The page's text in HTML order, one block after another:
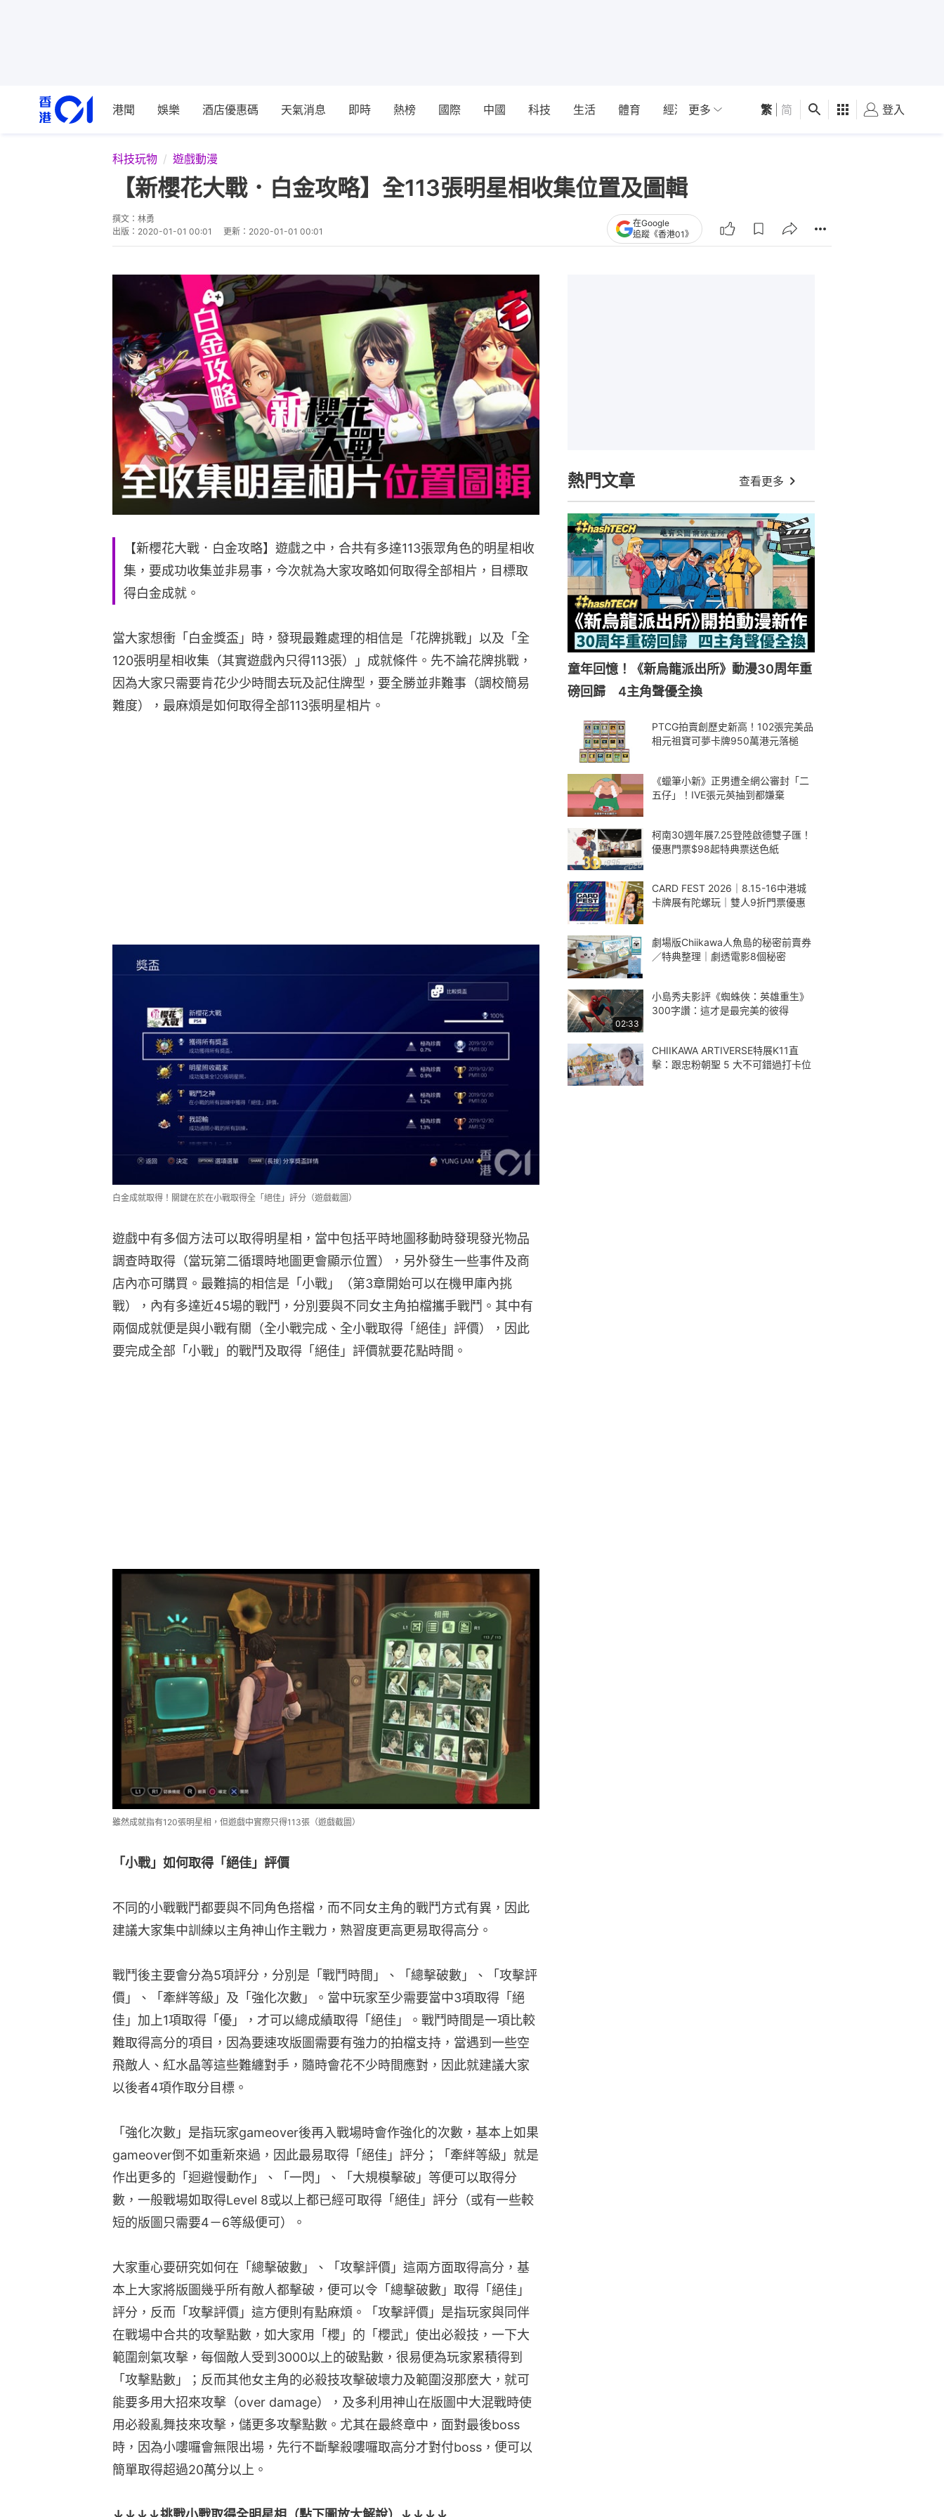
港聞 娛樂 酒店優惠碼 天氣消息 即時 熱榜 國際 中國 科技 生活 體育 經濟 01深圳 觀點 健康 好食玩飛
更多 繁 简 登入
科技玩物 遊戲動漫
【新櫻花大戰．白金攻略】全113張明星相收集位置及圖輯
撰文： 林勇
出版： 2020-01-01 00:01 更新： 2020-01-01 00:01
在Google
追蹤《香港01》
【新櫻花大戰．白金攻略】遊戲之中，合共有多達113張眾角色的明星相收
集，要成功收集並非易事，今次就為大家攻略如何取得全部相片，目標取
得白金成就。
當大家想衝「白金獎盃」時，發現最難處理的相信是「花牌挑戰」以及「全
120張明星相收集（其實遊戲內只得113張）」成就條件。先不論花牌挑戰，
因為大家只需要肯花少少時間去玩及記住牌型，要全勝並非難事（調校簡易
難度），最麻煩是如何取得全部113張明星相片。
白金成就取得！關鍵在於在小戰取得全「絕佳」評分（遊戲截圖）
遊戲中有多個方法可以取得明星相，當中包括平時地圖移動時發現發光物品
調查時取得（當玩第二循環時地圖更會顯示位置），另外發生一些事件及商
店內亦可購買。最難搞的相信是「小戰」（第3章開始可以在機甲庫內挑
戰），內有多達近45場的戰鬥，分別要與不同女主角拍檔攜手戰鬥。其中有
兩個成就便是與小戰有關（全小戰完成、全小戰取得「絕佳」評價），因此
要完成全部「小戰」的戰鬥及取得「絕佳」評價就要花點時間。
雖然成就指有120張明星相，但遊戲中實際只得113張（遊戲截圖）
「小戰」如何取得「絕佳」評價
不同的小戰戰鬥都要與不同角色搭檔，而不同女主角的戰鬥方式有異，因此
建議大家集中訓練以主角神山作主戰力，熟習度更高更易取得高分。
戰鬥後主要會分為5項評分，分別是「戰鬥時間」、「總擊破數」、「攻擊評
價」、「牽絆等級」及「強化次數」。當中玩家至少需要當中3項取得「絕
佳」加上1項取得「優」，才可以總成績取得「絕佳」。戰鬥時間是一項比較
難取得高分的項目，因為要速攻版圖需要有強力的拍檔支持，當遇到一些空
飛敵人、紅水晶等這些難纏對手，隨時會花不少時間應對，因此就建議大家
以後者4項作取分目標。
「強化次數」是指玩家gameover後再入戰場時會作強化的次數，基本上如果
gameover倒不如重新來過，因此最易取得「絕佳」評分；「牽絆等級」就是
作出更多的「迴避慢動作」、「一閃」、「大規模擊破」等便可以取得分
數，一般戰場如取得Level 8或以上都已經可取得「絕佳」評分（或有一些較
短的版圖只需要4－6等級便可）。
大家重心要研究如何在「總擊破數」、「攻擊評價」這兩方面取得高分，基
本上大家將版圖幾乎所有敵人都擊破，便可以令「總擊破數」取得「絕佳」
評分，反而「攻擊評價」這方便則有點麻煩。「攻擊評價」是指玩家與同伴
在戰場中合共的攻擊點數，如大家用「櫻」的「櫻武」使出必殺技，一下大
範圍劍氣攻擊，每個敵人受到3000以上的破點數，很易便為玩家累積得到
「攻擊點數」；反而其他女主角的必殺技攻擊破壞力及範圍沒那麼大，就可
能要多用大招來攻擊（over damage），及多利用神山在版圖中大混戰時使
用必殺亂舞技來攻擊，儲更多攻擊點數。尤其在最終章中，面對最後boss
時，因為小嘍囉會無限出場，先行不斷擊殺嘍囉取高分才對付boss，便可以
簡單取得超過20萬分以上。
熱門文章 查看更多
童年回憶！《新烏龍派出所》動漫30周年重
磅回歸 4主角聲優全換
PTCG拍賣創歷史新高！102張完美品
相元祖寶可夢卡牌950萬港元落槌
《蠟筆小新》正男遭全網公審封「二
五仔」！IVE張元英抽到都嫌棄
柯南30週年展7.25登陸啟德雙子匯！
優惠門票$98起特典票送色紙
CARD FEST 2026｜8.15-16中港城
卡牌展有陀螺玩｜雙人9折門票優惠
劇場版Chiikawa人魚島的秘密前賣券
／特典整理｜劇透電影8個秘密
02:33
小島秀夫影評《蜘蛛俠：英雄重生》
300字讚：這才是最完美的彼得
CHIIKAWA ARTIVERSE特展K11直
擊：跟忠粉朝聖 5 大不可錯過打卡位